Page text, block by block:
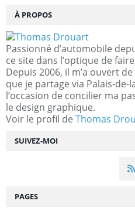
SUIVEZ-MOI
À PROPOS
Passionné d’automobile
ce site dans l’optique de
Depuis 2006, il m’a ouvert
que je partage via Palais-de-
l’occasion de concilier ma
le design graphique.
Voir le profil de Thomas
PAGES